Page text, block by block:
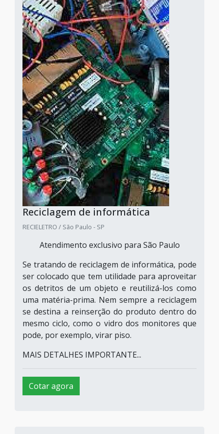
Reciclagem de informática
RECIELETRO / São Paulo - SP
Atendimento exclusivo para São Paulo
Se tratando de reciclagem de informática, pode
ser colocado que tem utilidade para aproveitar
os detritos de um objeto e reutilizá-los como
uma matéria-prima. Nem sempre a reciclagem
se destina a reinserção do produto dentro do
mesmo ciclo, como o vidro dos monitores que
pode, por exemplo, virar piso.
MAIS DETALHES IMPORTANTE...
Cotar agora